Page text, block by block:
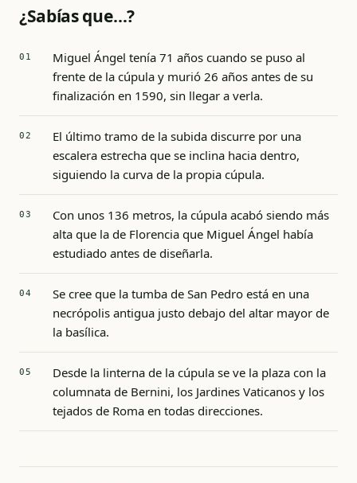
¿Sabías que…?
Miguel Ángel tenía 71 años cuando se puso al
frente de la cúpula y murió 26 años antes de su
finalización en 1590, sin llegar a verla.
El último tramo de la subida discurre por una
escalera estrecha que se inclina hacia dentro,
siguiendo la curva de la propia cúpula.
Con unos 136 metros, la cúpula acabó siendo más
alta que la de Florencia que Miguel Ángel había
estudiado antes de diseñarla.
Se cree que la tumba de San Pedro está en una
necrópolis antigua justo debajo del altar mayor de
la basílica.
Desde la linterna de la cúpula se ve la plaza con la
columnata de Bernini, los Jardines Vaticanos y los
tejados de Roma en todas direcciones.